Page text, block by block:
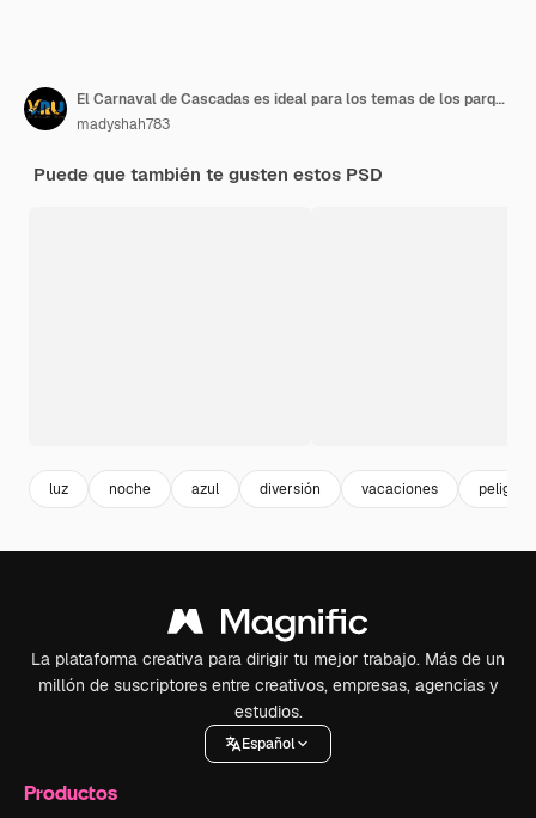
El Carnaval de Cascadas es ideal para los temas de los parques de atracciones contra un fondo transparente
madyshah783
Puede que también te gusten estos PSD
luz noche azul diversión vacaciones peligro
La plataforma creativa para dirigir tu mejor trabajo. Más de un
millón de suscriptores entre creativos, empresas, agencias y
estudios.
Español
Productos